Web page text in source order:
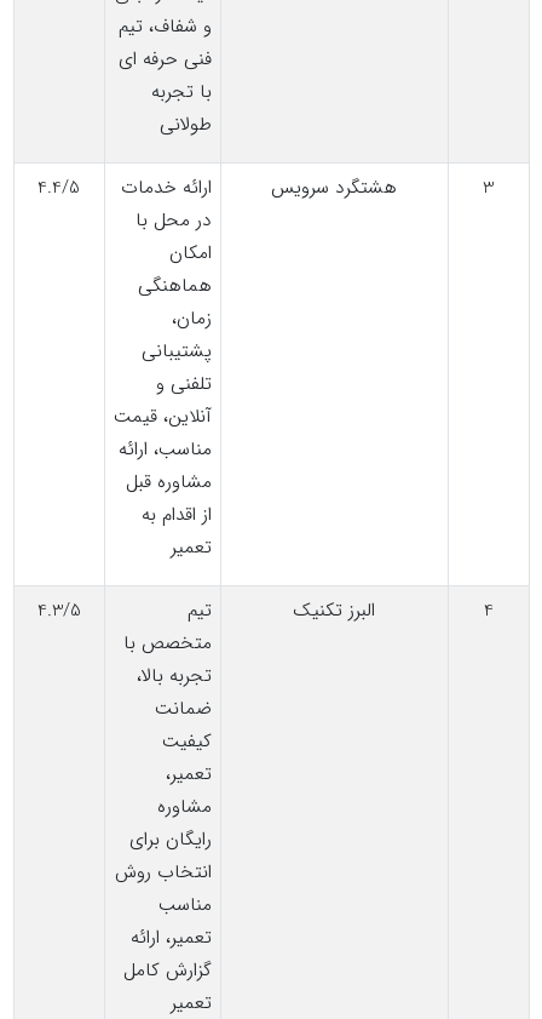
و شفاف، تیم
فنی حرفه ای
با تجربه
طولانی
3 هشتگرد سرویس
ارائه خدمات
در محل با
امکان
هماهنگی
زمان،
پشتیبانی
تلفنی و
آنلاین، قیمت
مناسب، ارائه
مشاوره قبل
از اقدام به
تعمیر
4.4/5
4 البرز تکنیک
تیم
متخصص با
تجربه بالا،
ضمانت
کیفیت
تعمیر،
مشاوره
رایگان برای
انتخاب روش
مناسب
تعمیر، ارائه
گزارش کامل
تعمیر
4.3/5